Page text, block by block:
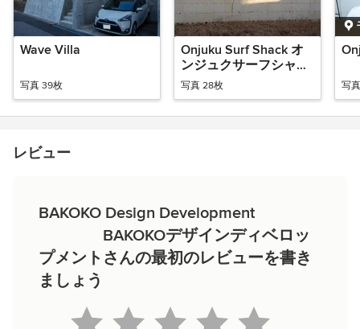
Wave Villa
写真 39枚
Onjuku Surf Shack オ
ンジュクサーフシャッ
ク
写真 28枚 写
レビュー
BAKOKO Design Development
BAKOKOデザインディベロッ
プメントさんの最初のレビューを書き
ましょう